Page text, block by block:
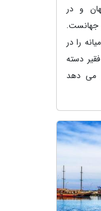
و در
جهانست.
را در
دسته
می دهد